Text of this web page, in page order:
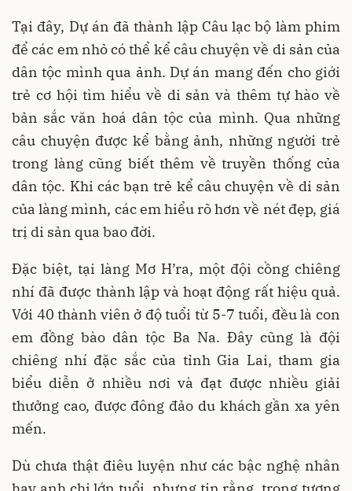
Tại đây, Dự án đã thành lập Câu lạc bộ làm phim
để các em nhỏ có thể kể câu chuyện về di sản của
dân tộc mình qua ảnh. Dự án mang đến cho giới
trẻ cơ hội tìm hiểu về di sản và thêm tự hào về
bản sắc văn hoá dân tộc của mình. Qua những
câu chuyện được kể bằng ảnh, những người trẻ
trong làng cũng biết thêm về truyền thống của
dân tộc. Khi các bạn trẻ kể câu chuyện về di sản
của làng mình, các em hiểu rõ hơn về nét đẹp, giá
trị di sản qua bao đời.
Đặc biệt, tại làng Mơ H’ra, một đội cồng chiêng
nhí đã được thành lập và hoạt động rất hiệu quả.
Với 40 thành viên ở độ tuổi từ 5-7 tuổi, đều là con
em đồng bào dân tộc Ba Na. Đây cũng là đội
chiêng nhí đặc sắc của tỉnh Gia Lai, tham gia
biểu diễn ở nhiều nơi và đạt được nhiều giải
thưởng cao, được đông đảo du khách gần xa yên
mến.
Dù chưa thật điêu luyện như các bậc nghệ nhân